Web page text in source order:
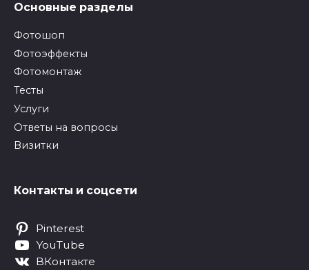
Основные разделы
Фотошоп
Фотоэффекты
Фотомонтаж
Тесты
Услуги
Ответы на вопросы
Визитки
Контакты и соцсети
Pinterest
YouTube
ВКонтакте